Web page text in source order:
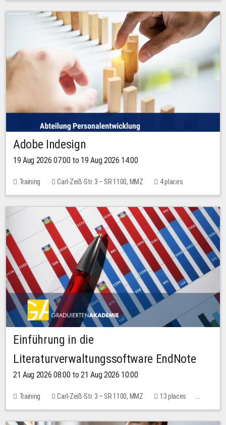
Adobe Indesign
19 Aug 2026 07:00 to 19 Aug 2026 14:00
Training Carl-Zeiß-Str. 3 – SR 1100, MMZ 4 places
Einführung in die
Literaturverwaltungssoftware EndNote
21 Aug 2026 08:00 to 21 Aug 2026 10:00
Training Carl-Zeiß-Str. 3 – SR 1100, MMZ
13 places
10.00 EUR